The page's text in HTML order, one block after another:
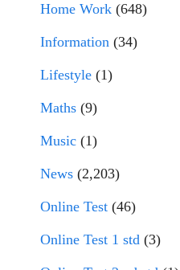
Home Work (648)
Information (34)
Lifestyle (1)
Maths (9)
Music (1)
News (2,203)
Online Test (46)
Online Test 1 std (3)